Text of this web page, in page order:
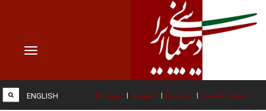
Toggle
صفحه نخست درباره ما عضویت پیوند ها ENGLISH